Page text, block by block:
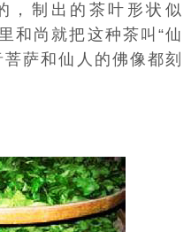
，制出的茶叶形状似
和尚就把这种茶叫“仙
萨和仙人的佛像都刻